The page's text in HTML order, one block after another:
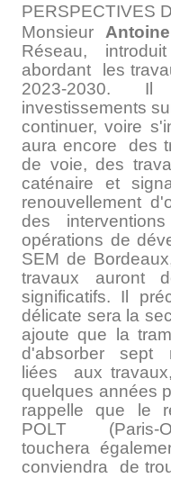
PERSPECTIVES
Monsieur
Réseau,
abordant les
2023-2030.
investissements
continuer, voire
aura encore des
de voie, des
caténaire et
renouvellement
des
opérations de
SEM de
travaux auront
significatifs. Il
délicate sera la
ajoute que la
d'absorber sept
liées aux
quelques années
rappelle que le
POLT (Paris-
touchera
conviendra de